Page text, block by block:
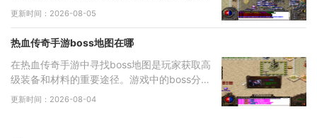
量、智力等）直接影响基础攻击力和技能伤
础途
更新时间：2026-08-05
热血传奇手游boss地图在哪
在热血传奇手游中寻找boss地图是玩家获取高
级装备和材料的重要途径。游戏中的boss分布
在多个特定地图区域，主要包括矿洞、沃玛寺
更新时间：2026-08-04